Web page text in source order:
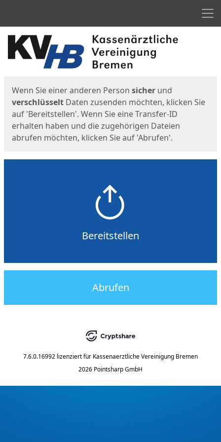
Start
Wenn Sie einer anderen Person sicher und
verschlüsselt Daten zusenden möchten, klicken Sie
auf 'Bereitstellen'. Wenn Sie eine Transfer-ID
erhalten haben und die zugehörigen Dateien
abrufen möchten, klicken Sie auf 'Abrufen'.
Bereitstellen
Abrufen
7.6.0.16992 lizenziert für Kassenaerztliche Vereinigung Bremen
2026 Pointsharp GmbH